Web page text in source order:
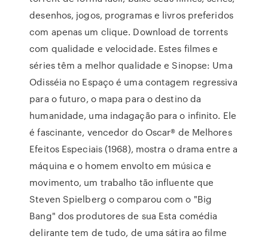
desenhos, jogos, programas e livros preferidos
com apenas um clique. Download de torrents
com qualidade e velocidade. Estes filmes e
séries têm a melhor qualidade e Sinopse: Uma
Odisséia no Espaço é uma contagem regressiva
para o futuro, o mapa para o destino da
humanidade, uma indagação para o infinito. Ele
é fascinante, vencedor do Oscar® de Melhores
Efeitos Especiais (1968), mostra o drama entre a
máquina e o homem envolto em música e
movimento, um trabalho tão influente que
Steven Spielberg o comparou com o "Big
Bang" dos produtores de sua Esta comédia
delirante tem de tudo, de uma sátira ao filme